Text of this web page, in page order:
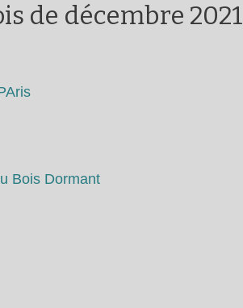
de décembre 2021
Bois Dormant